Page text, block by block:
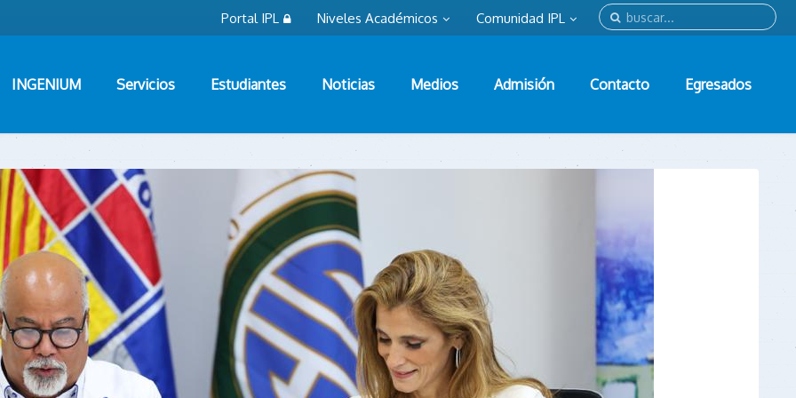
Comunidad IPL
Niveles Académicos
Portal IPL
INGENIUM Servicios Estudiantes Noticias Medios Admisión Contacto Egresados